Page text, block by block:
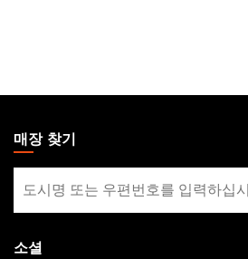
THE
GATHERING
FOOTER
매장 찾기
장
찾
기
소셜